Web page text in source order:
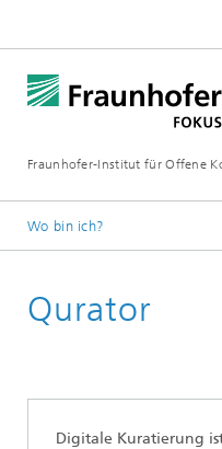
Fraunhofer-Institut für Offene
Wo bin ich?
Quality Engineering
Qurator
Digitale Kuratierung